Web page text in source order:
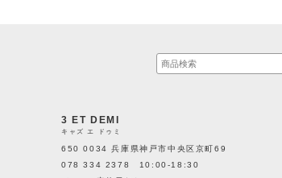
3 ET DEMI
キャズ エ ドゥミ
650 0034 兵庫県神戸市中央区京町69
078 334 2378 10:00-18:30